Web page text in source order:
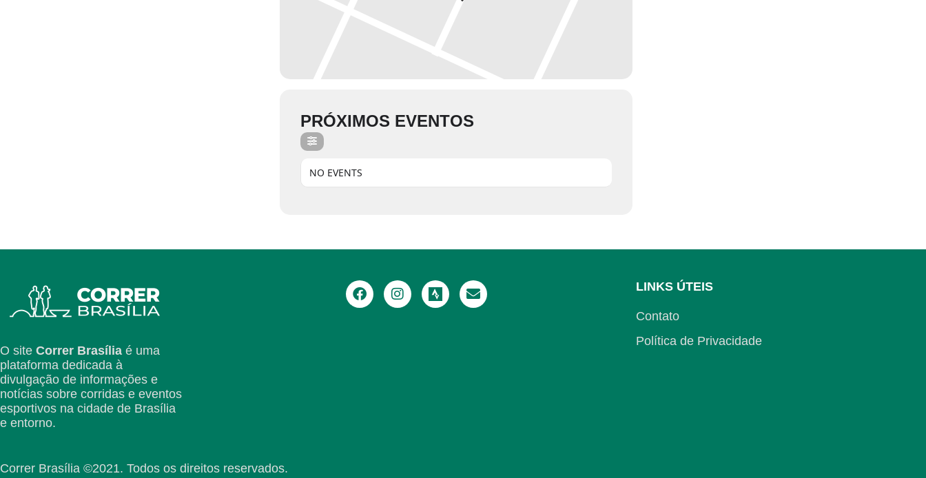
PRÓXIMOS EVENTOS
NO EVENTS
O site Correr Brasília é uma
plataforma dedicada à
divulgação de informações e
notícias sobre corridas e eventos
esportivos na cidade de Brasília
e entorno.
LINKS ÚTEIS
Contato
Política de Privacidade
Correr Brasília ©2021. Todos os direitos reservados.